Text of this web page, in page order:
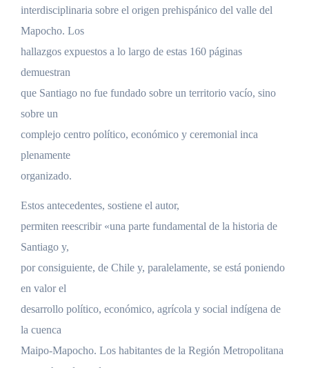
interdisciplinaria sobre el origen prehispánico del valle del
Mapocho. Los
hallazgos expuestos a lo largo de estas 160 páginas
demuestran
que Santiago no fue fundado sobre un territorio vacío, sino
sobre un
complejo centro político, económico y ceremonial inca
plenamente
organizado.
Estos antecedentes, sostiene el autor,
permiten reescribir «una parte fundamental de la historia de
Santiago y,
por consiguiente, de Chile y, paralelamente, se está poniendo
en valor el
desarrollo político, económico, agrícola y social indígena de
la cuenca
Maipo-Mapocho. Los habitantes de la Región Metropolitana